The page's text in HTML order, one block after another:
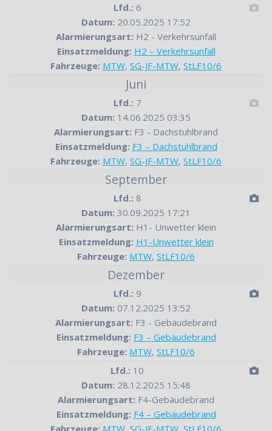
Lfd.: 6
Datum: 20.05.2025 17:52
Alarmierungsart: H2 - Verkehrsunfall
Einsatzmeldung: H2 – Verkehrsunfall
Fahrzeuge: MTW, SG-JF-MTW, StLF10/6
Juni
Lfd.: 7
Datum: 14.06.2025 03:35
Alarmierungsart: F3 - Dachstuhlbrand
Einsatzmeldung: F3 – Dachstuhlbrand
Fahrzeuge: MTW, SG-JF-MTW, StLF10/6
September
Lfd.: 8
Datum: 30.09.2025 17:21
Alarmierungsart: H1- Unwetter klein
Einsatzmeldung: H1-Unwetter klein
Fahrzeuge: MTW, StLF10/6
Dezember
Lfd.: 9
Datum: 07.12.2025 13:52
Alarmierungsart: F3 - Gebäudebrand
Einsatzmeldung: F3 – Gebäudebrand
Fahrzeuge: MTW, StLF10/6
Lfd.: 10
Datum: 28.12.2025 15:48
Alarmierungsart: F4-Gebäudebrand
Einsatzmeldung: F4 – Gebäudebrand
Fahrzeuge: MTW SG-JF-MTW StLF10/6